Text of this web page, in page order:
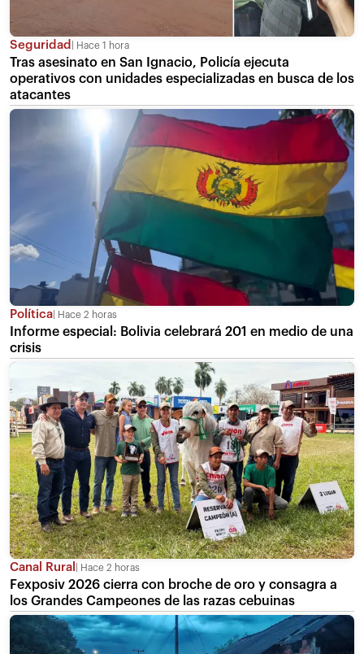
Seguridad Hace 1 hora
Tras asesinato en San Ignacio, Policía ejecuta
operativos con unidades especializadas en busca de los
atacantes
Política Hace 2 horas
Informe especial: Bolivia celebrará 201 en medio de una
crisis
Canal Rural Hace 2 horas
Fexposiv 2026 cierra con broche de oro y consagra a
los Grandes Campeones de las razas cebuinas